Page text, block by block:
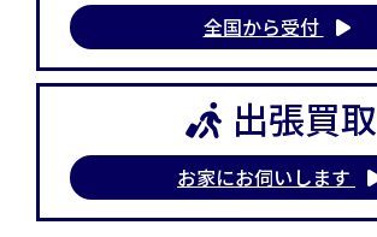
全国から受付
出張買取
お家にお伺いします